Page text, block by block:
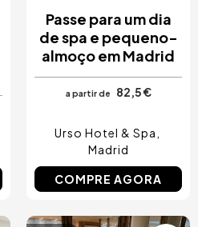
Passe para um dia
de spa e pequeno-
almoço em Madrid
a partir de 82,5 €
Urso Hotel & Spa
Madrid
COMPRE AGORA